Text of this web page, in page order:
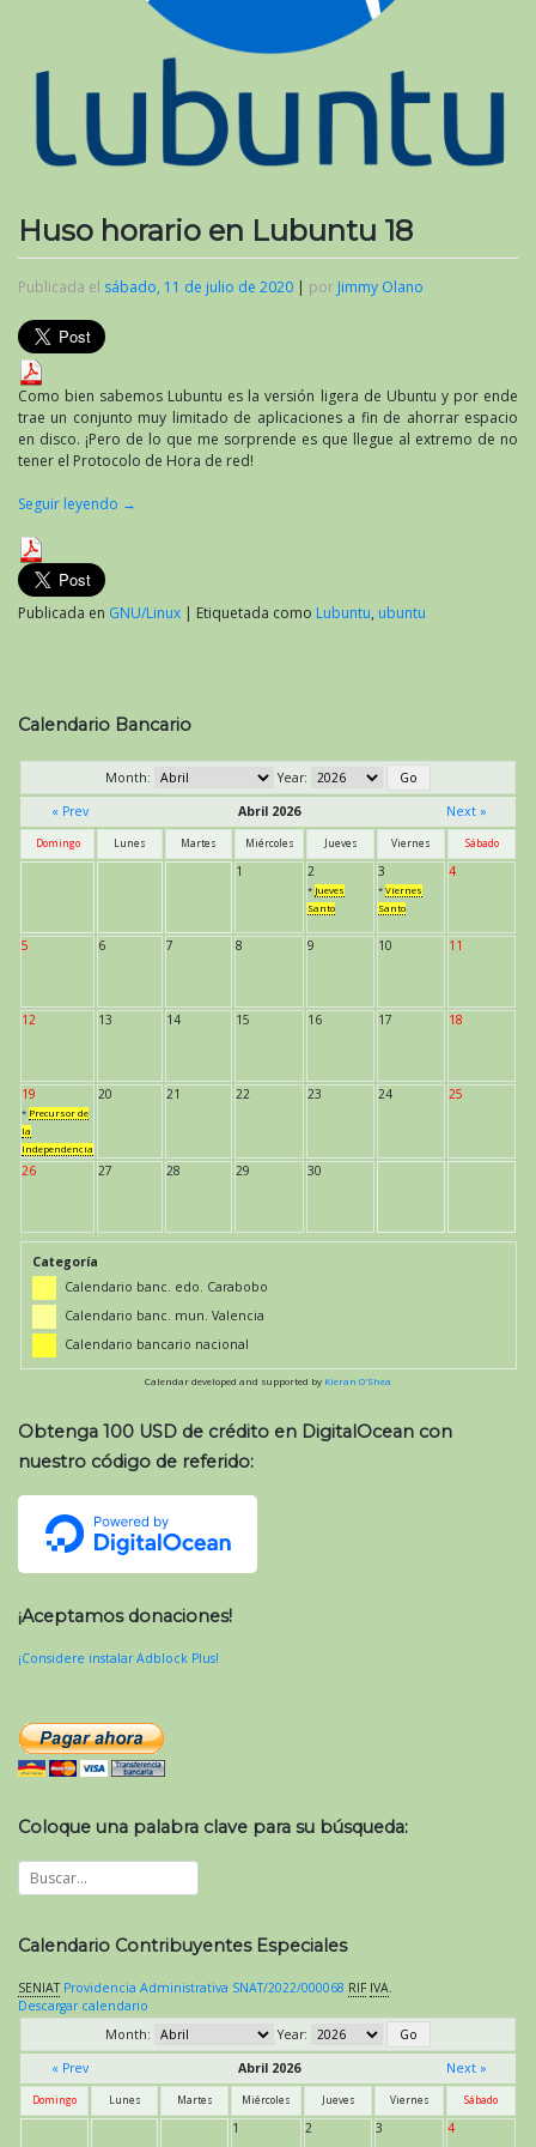
Huso horario en Lubuntu 18
Publicada el sábado, 11 de julio de 2020 | por Jimmy Olano
Como bien sabemos Lubuntu es la versión ligera de Ubuntu y por ende
trae un conjunto muy limitado de aplicaciones a fin de ahorrar espacio
en disco. ¡Pero de lo que me sorprende es que llegue al extremo de no
tener el Protocolo de Hora de red!
Seguir leyendo →
Publicada en GNU/Linux | Etiquetada como Lubuntu, ubuntu
Calendario Bancario
Month:
Year:
« Prev
Abril 2026 Next »
Domingo Lunes Martes Miércoles Jueves Viernes Sábado
1 2
* Jueves
Santo
3
* Viernes
Santo
4
5 6 7 8 9 10 11
12 13 14 15 16 17 18
19
* Precursor de
la
Independencia
20 21 22 23 24 25
26 27 28 29 30
Categoría
Calendario banc. edo. Carabobo
Calendario banc. mun. Valencia
Calendario bancario nacional
Calendar developed and supported by Kieran O'Shea
Obtenga 100 USD de crédito en DigitalOcean con
nuestro código de referido:
¡Aceptamos donaciones!
¡Considere instalar Adblock Plus!
Coloque una palabra clave para su búsqueda:
Calendario Contribuyentes Especiales
SENIAT Providencia Administrativa SNAT/2022/000068 RIF IVA
Descargar calendario
Month:
Year:
« Prev
Abril 2026 Next »
Domingo Lunes Martes Miércoles Jueves Viernes Sábado
1 2 3 4